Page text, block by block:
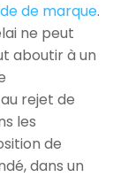
de marque.
ne peut
aboutir à un
rejet de
les
de
dans un